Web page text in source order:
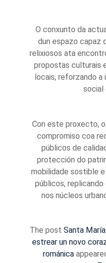
O conxunto da
dun espazo capaz
relixiosos ata
propostas culturais
locais, reforzando
social
Con este proxecto,
compromiso coa
públicos de
protección do
mobilidade sostible
públicos,
nos núcleos
The post Santa
estrear un novo
románica